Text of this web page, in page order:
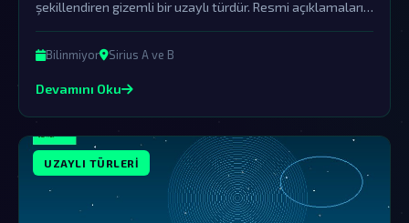
şekillendiren gizemli bir uzaylı türdür. Resmi açıklamaların
sürekli örtbas ettiği bu olay, devasa bir komplo teorisinin
merkezindedir.
Bilinmiyor Sirius A ve B
Devamını Oku
UZAYLI TÜRLERI